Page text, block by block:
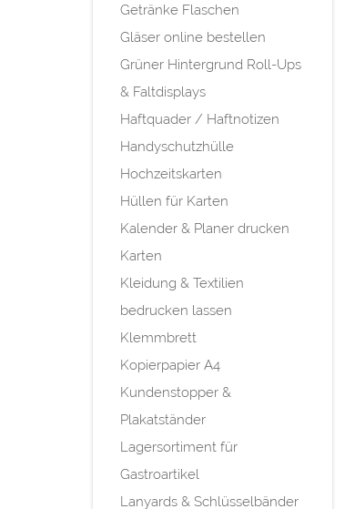
Getränke Flaschen
Gläser online bestellen
Grüner Hintergrund Roll-Ups
& Faltdisplays
Haftquader / Haftnotizen
Handyschutzhülle
Hochzeitskarten
Hüllen für Karten
Kalender & Planer drucken
Karten
Kleidung & Textilien
bedrucken lassen
Klemmbrett
Kopierpapier A4
Kundenstopper &
Plakatständer
Lagersortiment für
Gastroartikel
Lanyards & Schlüsselbänder